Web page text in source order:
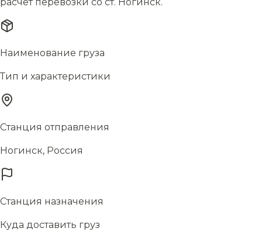
Наименование груза
Тип и характеристики
Станция отправления
Ногинск, Россия
Станция назначения
Куда доставить груз